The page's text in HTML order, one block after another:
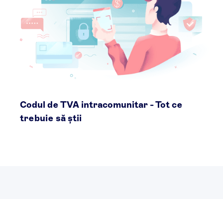
Codul de TVA intracomunitar - Tot ce
trebuie să știi